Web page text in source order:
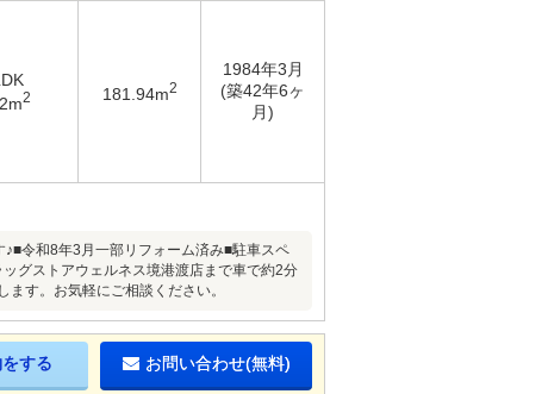
2 181.94m2
1984年3月
(築42年6ヶ
月)
令和8年3月一部リフォーム済み■駐車スペ
グストアウェルネス境港渡店まで車で約2分
す。お気軽にご相談ください。
する お問い合わせ(無料)